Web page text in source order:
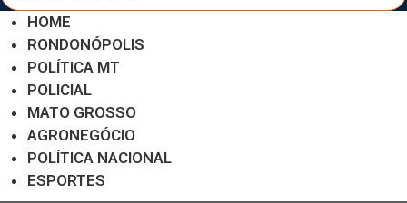
HOME
RONDONÓPOLIS
POLÍTICA MT
POLICIAL
MATO GROSSO
AGRONEGÓCIO
POLÍTICA NACIONAL
ESPORTES